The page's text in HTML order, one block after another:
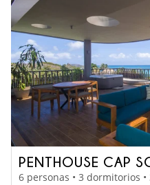
PENTHOUSE CAP
6 personas • 3 dormitorios •